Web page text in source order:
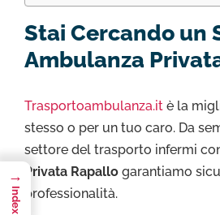
Stai Cercando un
Ambulanza
Trasportoambulanza.it è la
stesso o per un tuo caro. Da
settore del trasporto infermi
Privata Rapallo garantiamo
professionalità.
→
Index